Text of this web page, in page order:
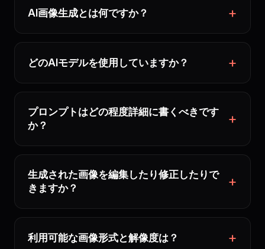
AI画像生成とは何ですか？
どのAIモデルを使用していますか？
プロンプトはどの程度詳細に書くべきです
か？
生成された画像を編集したり修正したりで
きますか？
利用可能な画像形式と解像度は？